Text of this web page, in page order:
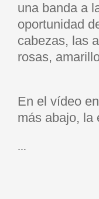
una banda a
oportunidad
cabezas, las
rosas,
En el vídeo
más abajo, la
…